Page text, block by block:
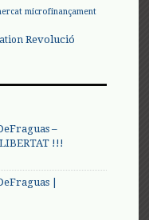
microfinançament
Revolució
–
!!!
|